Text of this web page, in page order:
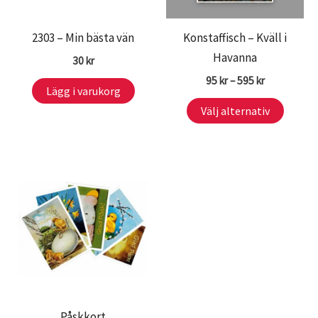
2303 – Min bästa vän
30kr
Lägg i varukorg
Konstaffisch – Kväll i
Havanna
95kr–595kr
till
595 kr
Välj alternativ
Den
här